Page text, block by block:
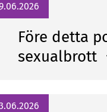
Före detta
sexualbrott